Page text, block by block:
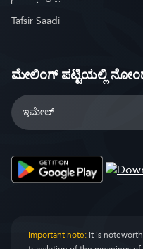
Tafsir Saadi
ಮೇಲಿಂಗ್ ಪಟ್ಟಿಯಲ್ಲಿ
Important note:It is